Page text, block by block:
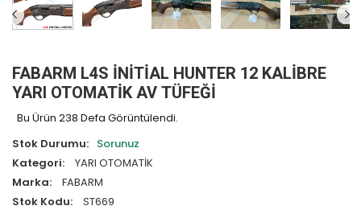
FABARM L4S İNİTİAL HUNTER 12 KALİBRE
YARI OTOMATİK AV TÜFEĞİ
Bu Ürün 238 Defa Görüntülendi.
Stok Durumu: Sorunuz
Kategori:
YARI OTOMATİK
Marka:
FABARM
Stok Kodu:
ST669